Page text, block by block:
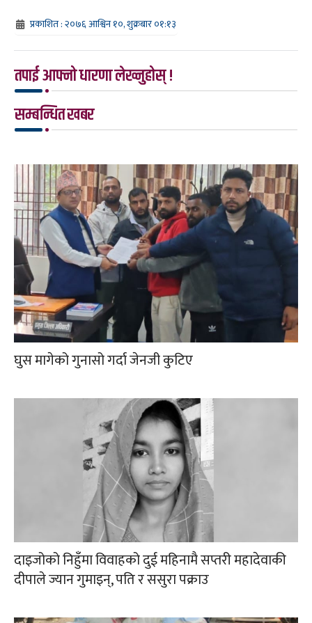
प्रकाशित : २०७६ आश्विन १०, शुक्रबार ०१:१३
तपाई आफ्नो धारणा लेख्नुहोस् !
सम्बन्धित खबर
घुस मागेको गुनासो गर्दा जेनजी कुटिए
दाइजोको निहुँमा विवाहको दुई महिनामै सप्तरी महादेवाकी
दीपाले ज्यान गुमाइन्, पति र ससुरा पक्राउ